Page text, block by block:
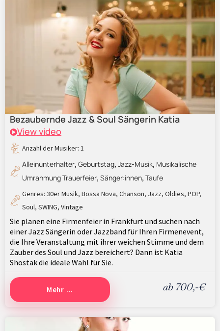
Mehr ... ab 700,-€
Bezaubernde Jazz & Soul Sängerin Katia
View video
Anzahl der Musiker: 1
Alleinunterhalter, Geburtstag, Jazz-Musik, Musikalische
Umrahmung Trauerfeier, Sänger:innen, Taufe
Genres: 30er Musik, Bossa Nova, Chanson, Jazz, Oldies, POP,
Soul, SWING, Vintage
Sie planen eine Firmenfeier in Frankfurt und suchen nach
einer Jazz Sängerin oder Jazzband für Ihren Firmenevent,
die Ihre Veranstaltung mit ihrer weichen Stimme und dem
Zauber des Soul und Jazz bereichert? Dann ist Katia
Shostak die ideale Wahl für Sie.